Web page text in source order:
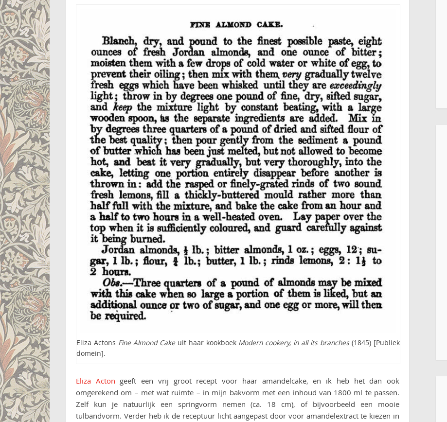
Eliza Actons Fine Almond Cakeuit haar kookboek Modern cookery, in all its branches(1845) [Publiek
domein].
Eliza Acton geeft een vrij groot recept voor haar amandelcake, en ik heb het dan ook
omgerekend om – met wat ruimte – in mijn bakvorm met een inhoud van 1800 ml te passen.
Zelf kun je natuurlijk een springvorm nemen (ca. 18 cm), of bijvoorbeeld een mooie
tulbandvorm. Verder heb ik de receptuur licht aangepast door voor amandelextract te kiezen in